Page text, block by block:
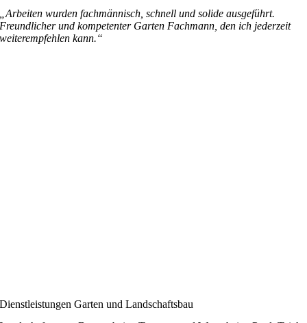
„Arbeiten wurden fachmännisch, schnell und solide ausgeführt.
Freundlicher und kompetenter Garten Fachmann, den ich jederzeit
weiterempfehlen kann.“
Dienstleistungen Garten und Landschaftsbau